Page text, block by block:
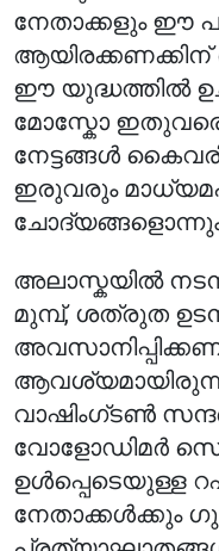
നേതാക്കളും ഈ
ഈ യുദ്ധത്തിൽ
മോസ്കോ
നേട്ടങ്ങൾ
ഇരുവരും
ചോദ്യങ്ങളൊന്നും
അലാസ്കയിൽ
മുമ്പ്, ശത്രുത
വാഷിംഗ്ടൺ
വോളോഡിമർ
ഉൾപ്പെടെയുള്ള
നേതാക്കൾക്കും